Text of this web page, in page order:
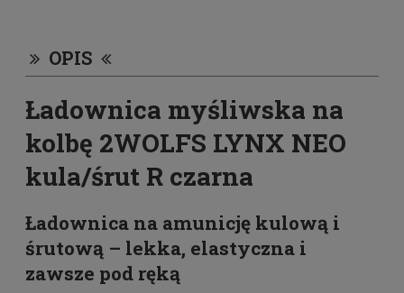
OPIS
Ładownica myśliwska na
kolbę 2WOLFS LYNX NEO
kula/śrut R czarna
Ładownica na amunicję kulową i
śrutową – lekka, elastyczna i
zawsze pod ręką